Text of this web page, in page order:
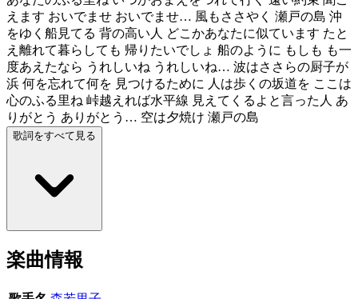
えます おいでませ おいでませ… 風もささやく 瀬戸の島 沖
をゆく船見てる 背の高い人 どこかあなたに似ています たと
え離れて暮らしても 帰りたいでしょ 船のように もしも も一
度あえたなら うれしいね うれしいね… 波はささらの厨子が
浜 何を忘れて何を 見つけるために 人は歩くの坂道を ここは
心のふる里ね 峠越えれば水平線 見えてくるよと言った人 あ
りがとう ありがとう… 空は夕焼け 瀬戸の島
歌詞をすべて見る
楽曲情報